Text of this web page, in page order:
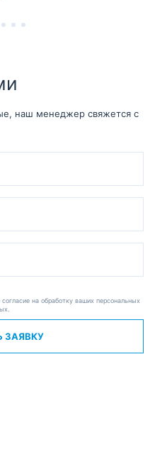
наш менеджер свяжется с
на обработку ваших персональных
ЗАЯВКУ